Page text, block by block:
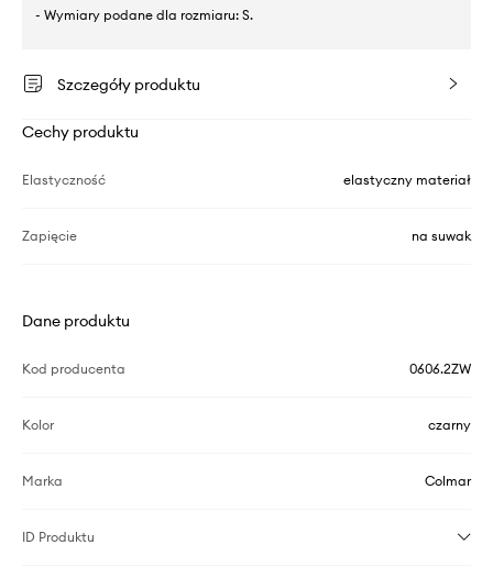
- Wymiary podane dla rozmiaru: S.
Szczegóły produktu
Cechy produktu
Elastyczność elastyczny materiał
Zapięcie na suwak
Dane produktu
Kod producenta 0606.2ZW
Kolor czarny
Marka Colmar
ID Produktu